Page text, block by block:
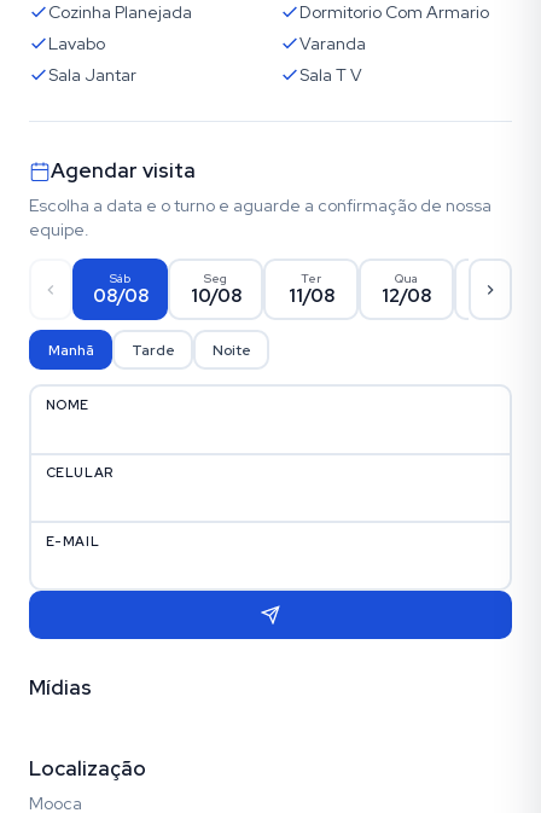
Cozinha Planejada
Dormitorio Com Armario
Lavabo
Varanda
Sala Jantar
Sala T V
Agendar visita
Escolha a data e o turno e aguarde a confirmação de nossa
equipe.
Sáb
08/08
Seg
10/08
Ter
11/08
Qua
12/08 13/08
Manhã Tarde Noite
NOME
CELULAR
E-MAIL
Mídias
Localização
Mooca